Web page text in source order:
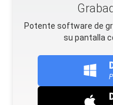
Potente software de
su pantalla